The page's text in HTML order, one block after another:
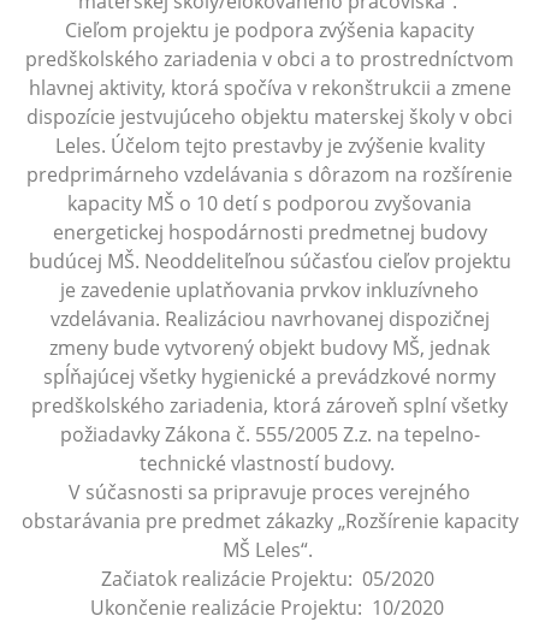
Cieľom projektu je podpora zvýšenia kapacity
predškolského zariadenia v obci a to prostredníctvom
hlavnej aktivity, ktorá spočíva v rekonštrukcii a zmene
dispozície jestvujúceho objektu materskej školy v obci
Leles. Účelom tejto prestavby je zvýšenie kvality
predprimárneho vzdelávania s dôrazom na rozšírenie
kapacity MŠ o 10 detí s podporou zvyšovania
energetickej hospodárnosti predmetnej budovy
budúcej MŠ. Neoddeliteľnou súčasťou cieľov projektu
je zavedenie uplatňovania prvkov inkluzívneho
vzdelávania. Realizáciou navrhovanej dispozičnej
zmeny bude vytvorený objekt budovy MŠ, jednak
spĺňajúcej všetky hygienické a prevádzkové normy
predškolského zariadenia, ktorá zároveň splní všetky
požiadavky Zákona č. 555/2005 Z.z. na tepelno-
technické vlastností budovy.
V súčasnosti sa pripravuje proces verejného
obstarávania pre predmet zákazky „Rozšírenie kapacity
MŠ Leles“.
Začiatok realizácie Projektu: 05/2020
Ukončenie realizácie Projektu: 10/2020